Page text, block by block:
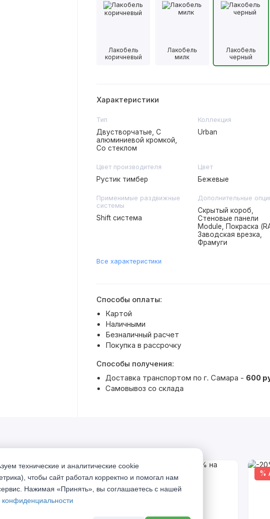
Лакобель
коричневый
Лакобель
милк
Лакобель
черный
Характеристики
Тип
Двустворчатые, С
алюминиевой кромкой,
Со стеклом
Коллекция
Urban
Цвет производителя
Рустик тимбер
Цвет
Бежевые
Применимые раздвижные
системы
Shift система
Дополнительные
Скрытый короб,
Стеновые панели
Module, Покраска
Заводская врезка,
Фрамуги
Все характеристики
Способы оплаты:
Картой
Наличными
Безналичный расчет
Покупка в рассрочку
Способы получения:
Доставка транспортом по г. Самара - 600
Самовывоз со склада
%
технические и аналитические cookie
чтобы сайт работал корректно и помогал нам
Нажимая «Принять», вы соглашаетесь с нашей
конфиденциальности